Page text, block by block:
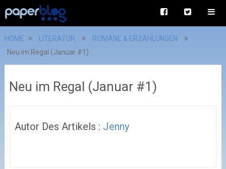
HOME LITERATUR
ROMANE & ERZÄHLUNGEN
Neu im Regal (Januar #1)
Neu im Regal (Januar #1)
Autor Des Artikels : Jenny